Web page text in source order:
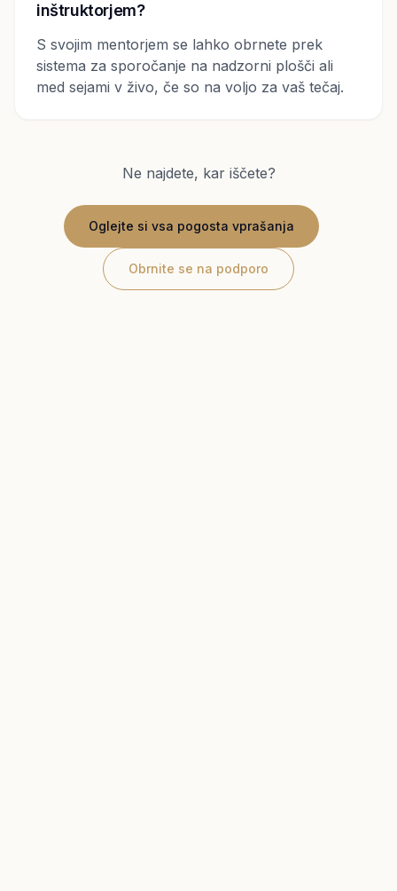
inštruktorjem?
S svojim mentorjem se lahko obrnete prek
sistema za sporočanje na nadzorni plošči ali
med sejami v živo, če so na voljo za vaš tečaj.
Ne najdete, kar iščete?
Oglejte si vsa pogosta vprašanja
Obrnite se na podporo